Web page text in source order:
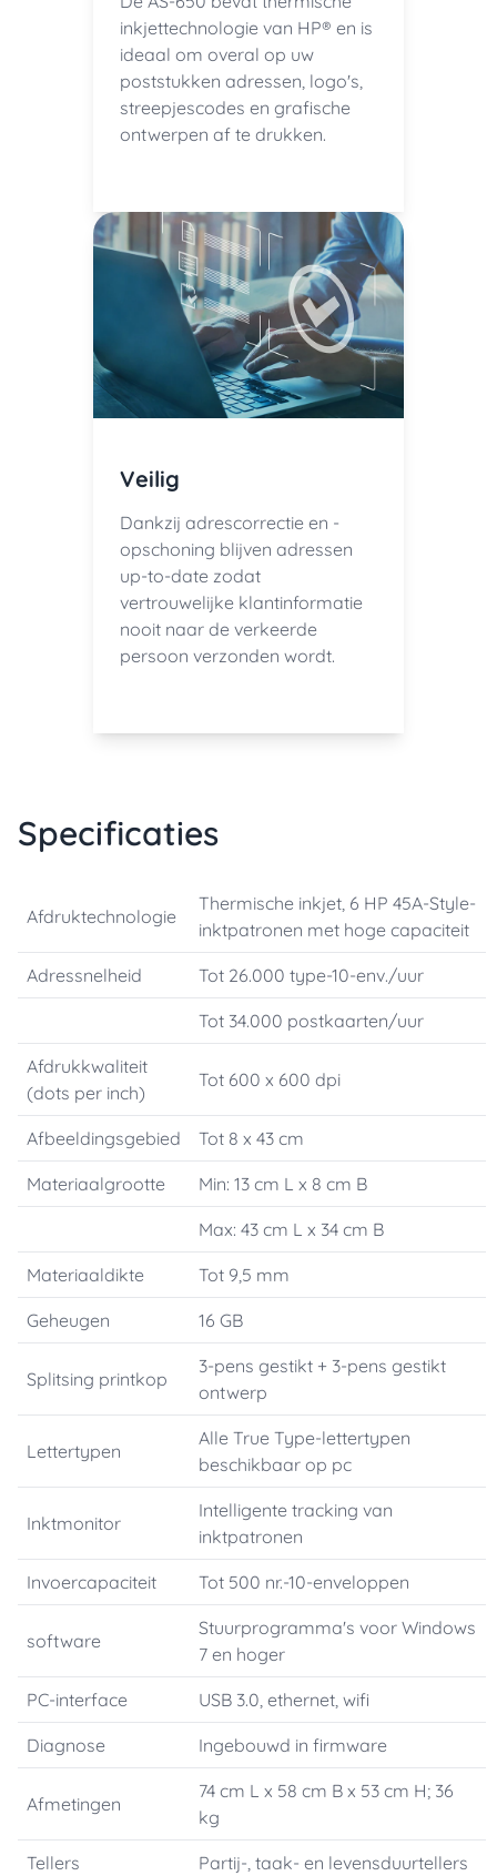
inkjettechnologie van HP® en is
ideaal om overal op uw
poststukken adressen, logo's,
streepjescodes en grafische
ontwerpen af te drukken.
Veilig
Dankzij adrescorrectie en -
opschoning blijven adressen
up-to-date zodat
vertrouwelijke klantinformatie
nooit naar de verkeerde
persoon verzonden wordt.
Specificaties
Afdruktechnologie
Thermische inkjet, 6 HP 45A-Style-
inktpatronen met hoge capaciteit
Adressnelheid Tot 26.000 type-10-env./uur
Tot 34.000 postkaarten/uur
Afdrukkwaliteit
(dots per inch)
Tot 600 x 600 dpi
Afbeeldingsgebied Tot 8 x 43 cm
Materiaalgrootte Min: 13 cm L x 8 cm B
Max: 43 cm L x 34 cm B
Materiaaldikte Tot 9,5 mm
Geheugen 16 GB
Splitsing printkop
3-pens gestikt + 3-pens gestikt
ontwerp
Lettertypen
Alle True Type-lettertypen
beschikbaar op pc
Inktmonitor
Intelligente tracking van
inktpatronen
Invoercapaciteit Tot 500 nr.-10-enveloppen
software
Stuurprogramma's voor Windows
7 en hoger
PC-interface USB 3.0, ethernet, wifi
Diagnose Ingebouwd in firmware
Afmetingen
74 cm L x 58 cm B x 53 cm H; 36
kg
Tellers Partij-, taak- en levensduurtellers